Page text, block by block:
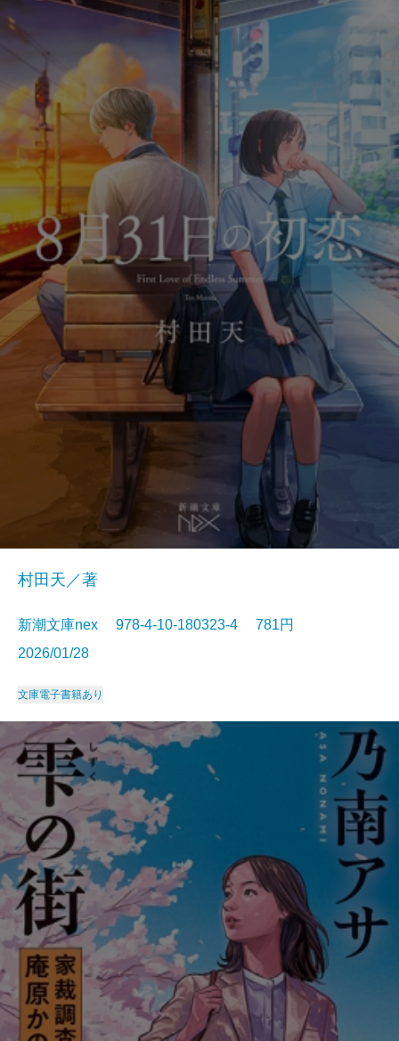
村田天／著
新潮文庫nex 978-4-10-180323-4 781円
2026/01/28
文庫電子書籍あり